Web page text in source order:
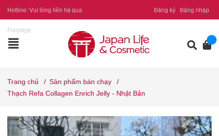
Hotline: Vui lòng liên hệ qua
Fanpage
Đăng ký Đăng nhập
Trang chủ / Sản phẩm bán chạy
/
Thạch Refa Collagen Enrich Jelly - Nhật Bản